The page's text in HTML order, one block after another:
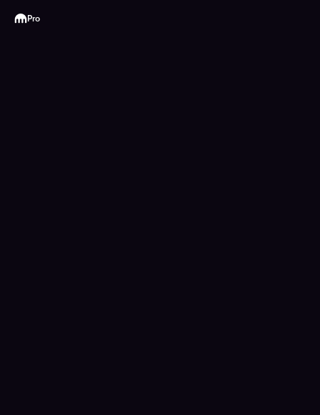
Kraken
Pro